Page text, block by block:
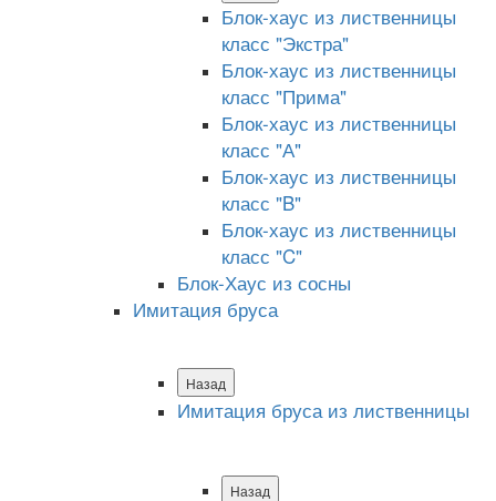
Блок-хаус из лиственницы
класс "Экстра"
Блок-хаус из лиственницы
класс "Прима"
Блок-хаус из лиственницы
класс "А"
Блок-хаус из лиственницы
класс "B"
Блок-хаус из лиственницы
класс "C"
Блок-Хаус из сосны
Имитация бруса
Назад
Имитация бруса из лиственницы
Назад